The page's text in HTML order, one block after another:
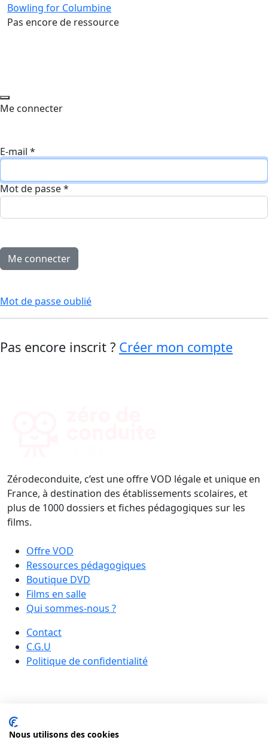
Bowling for Columbine
Pas encore de ressource
Me connecter
E-mail *
Mot de passe*
Mot de passe oublié
Pas encore inscrit ? Créer mon compte
Zérodeconduite, c’est une offre VOD légale et unique en
France, à destination des établissements scolaires, et
plus de 1000 dossiers et fiches pédagogiques sur les
films.
Offre VOD
Ressources pédagogiques
Boutique DVD
Films en salle
Qui sommes-nous ?
Contact
C.G.U
Politique de confidentialité
Nous utilisons des cookies